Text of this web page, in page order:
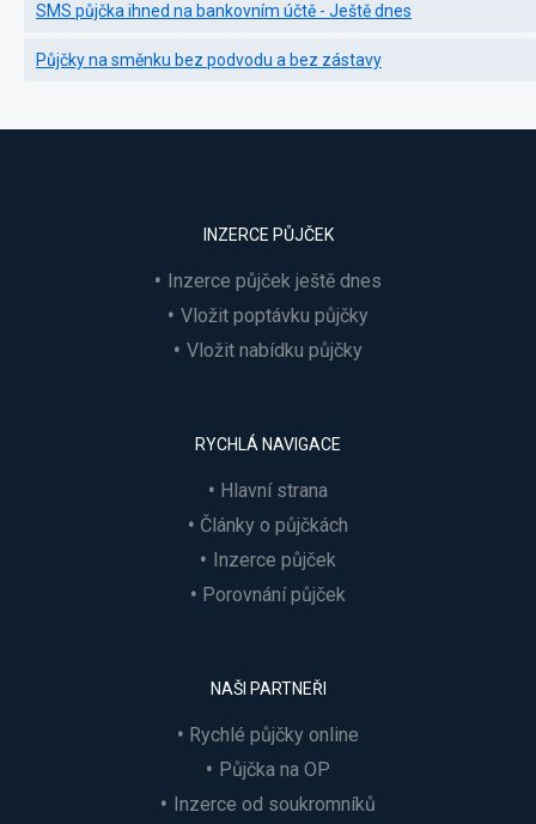
SMS půjčka ihned na bankovním účtě - Ještě dnes
Půjčky na směnku bez podvodu a bez zástavy
INZERCE PŮJČEK
Inzerce půjček ještě dnes
Vložit poptávku půjčky
Vložit nabídku půjčky
RYCHLÁ NAVIGACE
Hlavní strana
Články o půjčkách
Inzerce půjček
Porovnání půjček
NAŠI PARTNEŘI
Rychlé půjčky online
Půjčka na OP
Inzerce od soukromníků